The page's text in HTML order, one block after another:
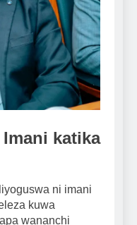
katika
ni imani
kuwa
wananchi